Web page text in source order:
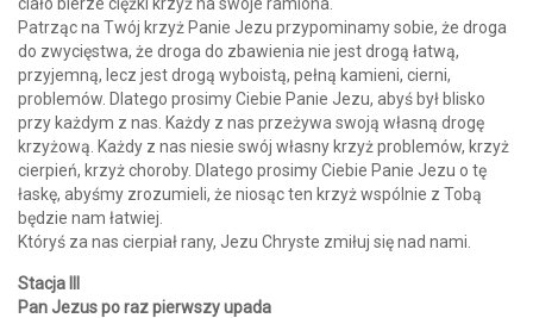
Patrząc na Twój krzyż Panie Jezu przypominamy sobie, że droga
do zwycięstwa, że droga do zbawienia nie jest drogą łatwą,
przyjemną, lecz jest drogą wyboistą, pełną kamieni, cierni,
problemów. Dlatego prosimy Ciebie Panie Jezu, abyś był blisko
przy każdym z nas. Każdy z nas przeżywa swoją własną drogę
krzyżową. Każdy z nas niesie swój własny krzyż problemów, krzyż
cierpień, krzyż choroby. Dlatego prosimy Ciebie Panie Jezu o tę
łaskę, abyśmy zrozumieli, że niosąc ten krzyż wspólnie z Tobą
będzie nam łatwiej.
Któryś za nas cierpiał rany, Jezu Chryste zmiłuj się nad nami.
Stacja III
Pan Jezus po raz pierwszy upada